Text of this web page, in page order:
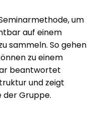
um
auf einem
sammeln. So gehen
zu einem
beantwortet
und zeigt
der Gruppe.